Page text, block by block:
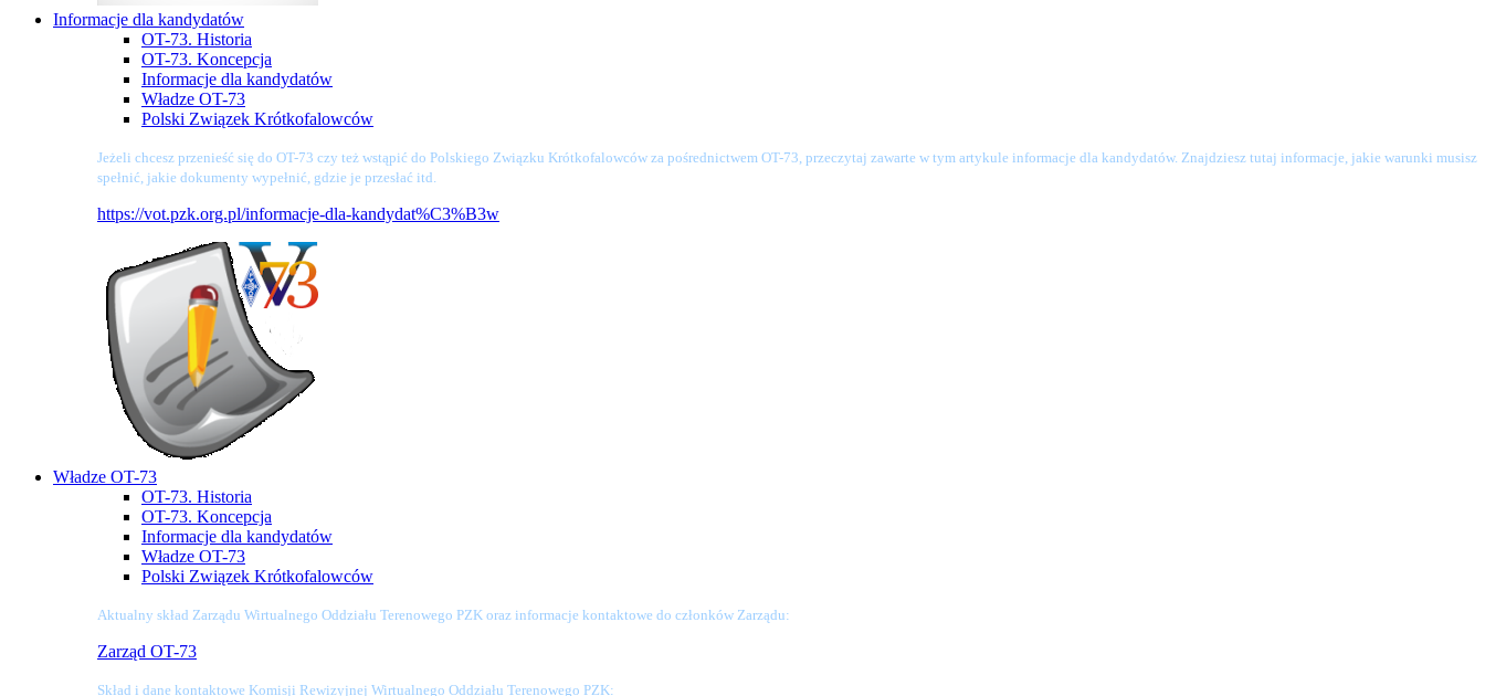
Informacje dla kandydatów
OT-73. Historia
OT-73. Koncepcja
Informacje dla kandydatów
Władze OT-73
Polski Związek Krótkofalowców
Jeżeli chcesz przenieść się do OT-73 czy też wstąpić do Polskiego Związku Krótkofalowców za pośrednictwem OT-73, przeczytaj zawarte w tym artykule informacje dla kandydatów. Znajdziesz tutaj informacje, jakie warunki musisz
spełnić, jakie dokumenty wypełnić, gdzie je przesłać itd.
https://vot.pzk.org.pl/informacje-dla-kandydat%C3%B3w
Władze OT-73
OT-73. Historia
OT-73. Koncepcja
Informacje dla kandydatów
Władze OT-73
Polski Związek Krótkofalowców
Aktualny skład Zarządu Wirtualnego Oddziału Terenowego PZK oraz informacje kontaktowe do członków Zarządu:
Zarząd OT-73
Skład i dane kontaktowe Komisji Rewizyjnej Wirtualnego Oddziału Terenowego PZK: